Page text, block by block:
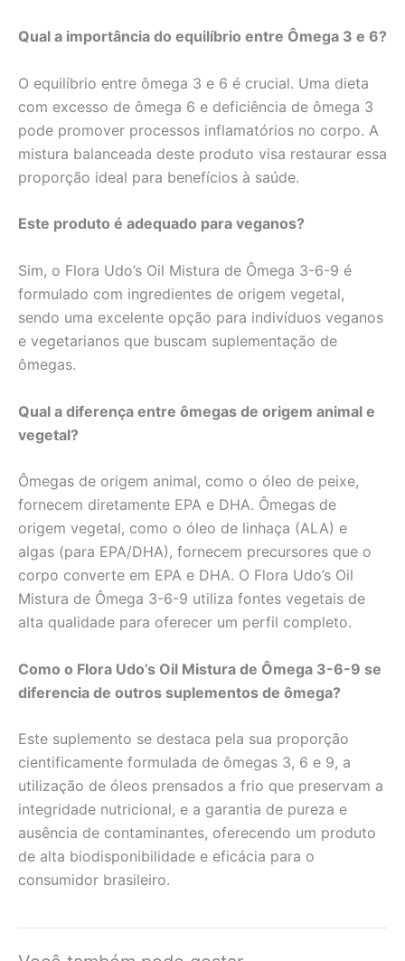
Qual a importância do equilíbrio entre Ômega 3 e 6?
O equilíbrio entre ômega 3 e 6 é crucial. Uma dieta
com excesso de ômega 6 e deficiência de ômega 3
pode promover processos inflamatórios no corpo. A
mistura balanceada deste produto visa restaurar essa
proporção ideal para benefícios à saúde.
Este produto é adequado para veganos?
Sim, o Flora Udo’s Oil Mistura de Ômega 3-6-9 é
formulado com ingredientes de origem vegetal,
sendo uma excelente opção para indivíduos veganos
e vegetarianos que buscam suplementação de
ômegas.
Qual a diferença entre ômegas de origem animal e
vegetal?
Ômegas de origem animal, como o óleo de peixe,
fornecem diretamente EPA e DHA. Ômegas de
origem vegetal, como o óleo de linhaça (ALA) e
algas (para EPA/DHA), fornecem precursores que o
corpo converte em EPA e DHA. O Flora Udo’s Oil
Mistura de Ômega 3-6-9 utiliza fontes vegetais de
alta qualidade para oferecer um perfil completo.
Como o Flora Udo’s Oil Mistura de Ômega 3-6-9 se
diferencia de outros suplementos de ômega?
Este suplemento se destaca pela sua proporção
cientificamente formulada de ômegas 3, 6 e 9, a
utilização de óleos prensados a frio que preservam a
integridade nutricional, e a garantia de pureza e
ausência de contaminantes, oferecendo um produto
de alta biodisponibilidade e eficácia para o
consumidor brasileiro.